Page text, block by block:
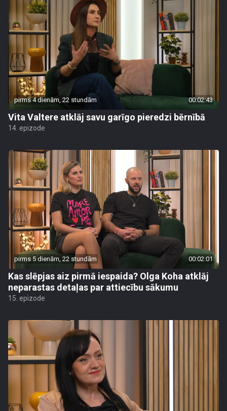
pirms 4 dienām, 22 stundām 00:02:43
Vita Valtere atklāj savu garīgo pieredzi bērnībā
14. epizode
pirms 5 dienām, 22 stundām 00:02:01
Kas slēpjas aiz pirmā iespaida? Olga Koha atklāj
neparastas detaļas par attiecību sākumu
15. epizode